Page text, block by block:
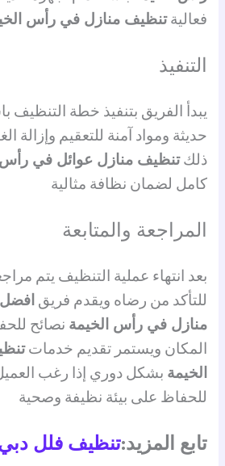
فعاليةتنظيف منازل في رأس
التنفيذ
يبدأ الفريق بتنفيذ خطة التنظيف
حديثة ومواد آمنة للتعقيم وإزالة
ذلكتنظيف منازل عوائل في رأس
كامل لضمان نظافة مثالية
المراجعة والمتابعة
بعد انتهاء عملية التنظيف يتم
للتأكد من رضاه ويقدم فريق
منازل في رأس الخيمة نصائح
المكان ويستمر تقديم خدمات
الخيمة بشكل دوري إذا رغب
للحفاظ على بيئة نظيفة وصحية
تابع المزيد:تنظيف فلل